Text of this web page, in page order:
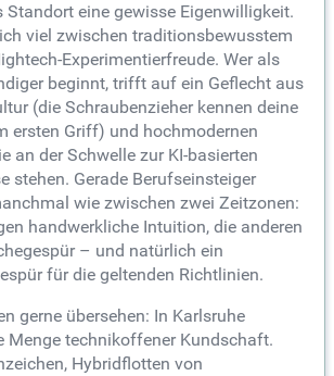
Standort eine gewisse Eigenwilligkeit.
viel zwischen traditionsbewusstem
Experimentierfreude. Wer als
beginnt, trifft auf ein Geflecht aus
(die Schraubenzieher kennen deine
ersten Griff) und hochmodernen
an der Schwelle zur KI-basierten
stehen. Gerade Berufseinsteiger
wie zwischen zwei Zeitzonen:
handwerkliche Intuition, die anderen
– und natürlich ein
für die geltenden Richtlinien.
gerne übersehen: In Karlsruhe
Menge technikoffener Kundschaft.
Hybridflotten von